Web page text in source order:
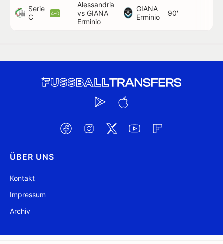
Serie
C
4-0
Alessandria
vs GIANA
Erminio
GIANA
Erminio
90'
ÜBER UNS
Kontakt
Impressum
Archiv